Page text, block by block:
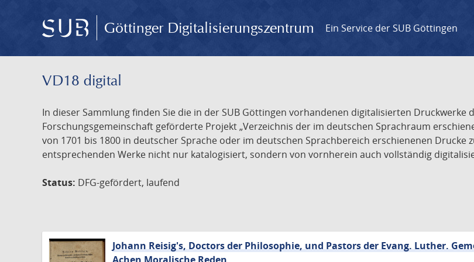
Göttinger Digitalisierungszentrum Ein Service der SUB Göttingen
VD18 digital
In dieser Sammlung finden Sie die in der SUB Göttingen vorhandenen digitalisierten Druckwerke
Forschungsgemeinschaft geförderte Projekt „Verzeichnis der im deutschen Sprachraum
von 1701 bis 1800 in deutscher Sprache oder im deutschen Sprachbereich erschienenen Drucke
entsprechenden Werke nicht nur katalogisiert, sondern von vornherein auch vollständig
Status: DFG-gefördert, laufend
Johann Reisig's, Doctors der Philosophie, und Pastors der Evang. Luther.